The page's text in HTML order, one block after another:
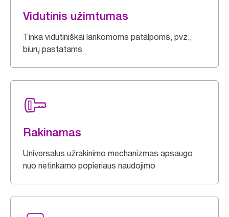
Vidutinis užimtumas
Tinka vidutiniškai lankomoms patalpoms, pvz.,
biurų pastatams
Rakinamas
Universalus užrakinimo mechanizmas apsaugo
nuo netinkamo popieriaus naudojimo